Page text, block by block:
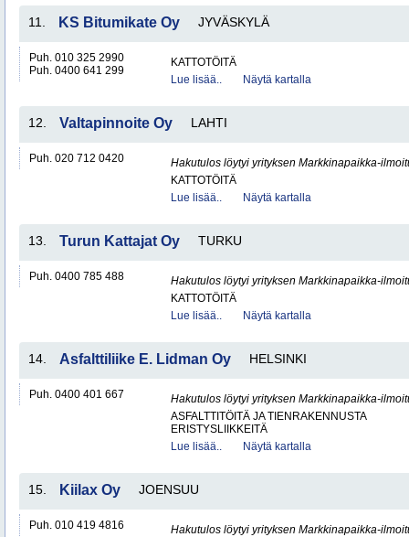
11. KS Bitumikate Oy JYVÄSKYLÄ
Puh. 010 325 2990
Puh. 0400 641 299
KATTOTÖITÄ
Lue lisää..
Näytä kartalla
12. Valtapinnoite Oy LAHTI
Puh. 020 712 0420
Hakutulos löytyi yrityksen Markkinapaikka-
KATTOTÖITÄ
Lue lisää..
Näytä kartalla
13. Turun Kattajat Oy TURKU
Puh. 0400 785 488
Hakutulos löytyi yrityksen Markkinapaikka-
KATTOTÖITÄ
Lue lisää..
Näytä kartalla
14. Asfalttiliike E. Lidman Oy HELSINKI
Puh. 0400 401 667
Hakutulos löytyi yrityksen Markkinapaikka-
ASFALTTITÖITÄ JA TIENRAKENNUSTA
ERISTYSLIIKKEITÄ
Lue lisää..
Näytä kartalla
15. Kiilax Oy JOENSUU
Puh. 010 419 4816
Hakutulos löytyi yrityksen Markkinapaikka-